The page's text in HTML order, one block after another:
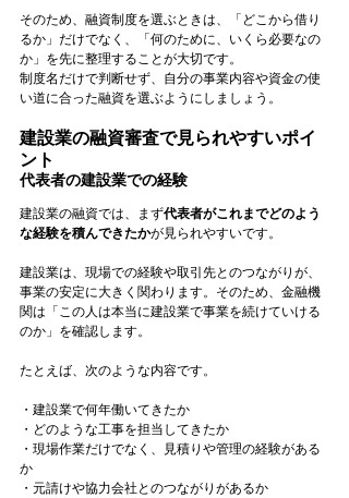
そのため、融資制度を選ぶときは、「どこから借り
るか」だけでなく、「何のために、いくら必要なの
か」を先に整理することが大切です。
制度名だけで判断せず、自分の事業内容や資金の使
い道に合った融資を選ぶようにしましょう。
建設業の融資審査で見られやすいポイ
ント
代表者の建設業での経験
建設業の融資では、まず代表者がこれまでどのよう
な経験を積んできたかが見られやすいです。
建設業は、現場での経験や取引先とのつながりが、
事業の安定に大きく関わります。そのため、金融機
関は「この人は本当に建設業で事業を続けていける
のか」を確認します。
たとえば、次のような内容です。
・建設業で何年働いてきたか
・どのような工事を担当してきたか
・現場作業だけでなく、見積りや管理の経験がある
か
・元請けや協力会社とのつながりがあるか